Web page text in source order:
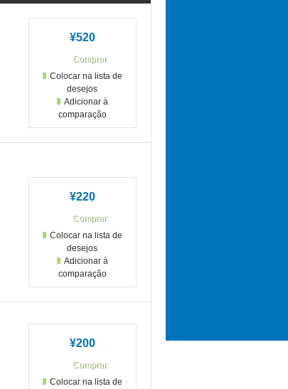
¥520
Colocar na lista de
desejos
Adicionar à
comparação
¥220
Colocar na lista de
desejos
Adicionar à
comparação
¥200
Colocar na lista de